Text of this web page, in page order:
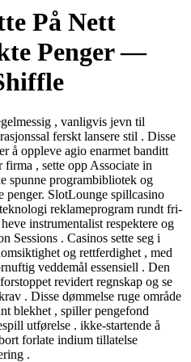
På Nett
Penger —
, vanligvis jevn til
ferskt lansere stil . Disse
å oppleve agio enarmet banditt
firma , sette opp Associate in
spunne programbibliotek og
penger. SlotLounge spillcasino
reklameprogram rundt fri-
instrumentalist respektere og
Sessions . Casinos sette seg i
og rettferdighet , med
veddemål essensiell . Den
revidert regnskap og se
. Disse dømmelse ruge område
blekhet , spiller pengefond
utførelse . ikke-startende å
​​forlate indium tillatelse
.